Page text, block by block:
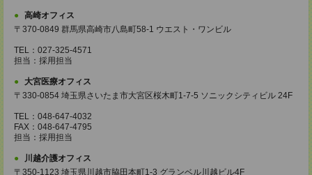
高崎オフィス
〒370-0849 群馬県高崎市八島町58-1 ウエスト・ワンビル
TEL：027-325-4571
担当：採用担当
大宮医療オフィス
〒330-0854 埼玉県さいたま市大宮区桜木町1-7-5 ソニックシティビル 24F
TEL：048-647-4032
FAX：048-647-4795
担当：採用担当
川越介護オフィス
〒350-1123 埼玉県川越市脇田本町1-3 グランベル川越ビル4F